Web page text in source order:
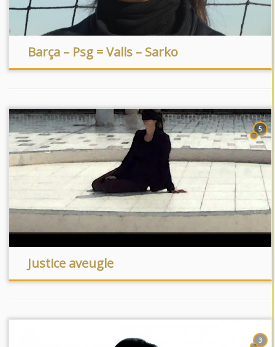
Barça – Psg = Valls – Sarko
5
Justice aveugle
3